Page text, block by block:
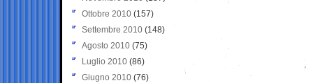
Ottobre 2010 (157)
Settembre 2010 (148)
Agosto 2010 (75)
Luglio 2010 (86)
Giugno 2010 (76)